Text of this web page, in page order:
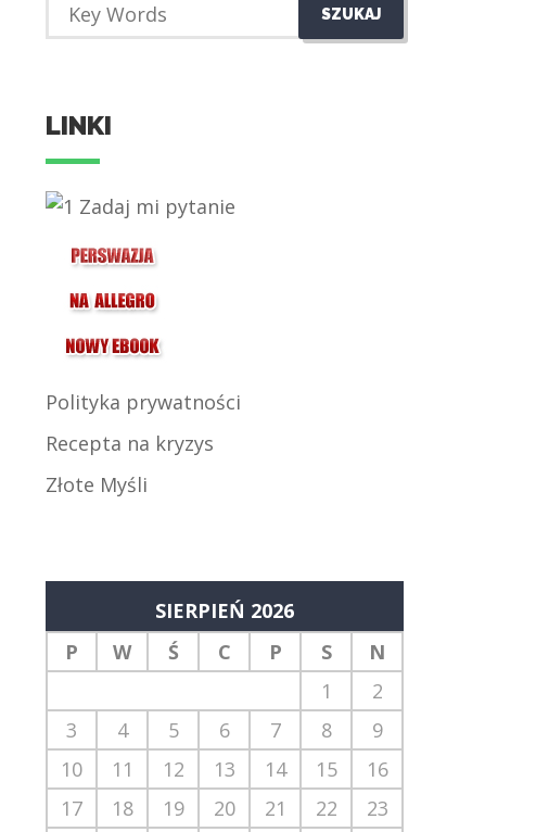
LINKI
Polityka prywatności
Recepta na kryzys
Złote Myśli
SIERPIEŃ 2026
P
W Ś C P S N
1
2
3
4 5 6 7 8
9
10
11 12 13 14 15
16
17
18 19 20 21 22
23